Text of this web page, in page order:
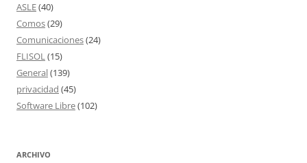
ASLE(40)
Comos(29)
Comunicaciones(24)
FLISOL(15)
General(139)
privacidad (45)
Software Libre(102)
ARCHIVO